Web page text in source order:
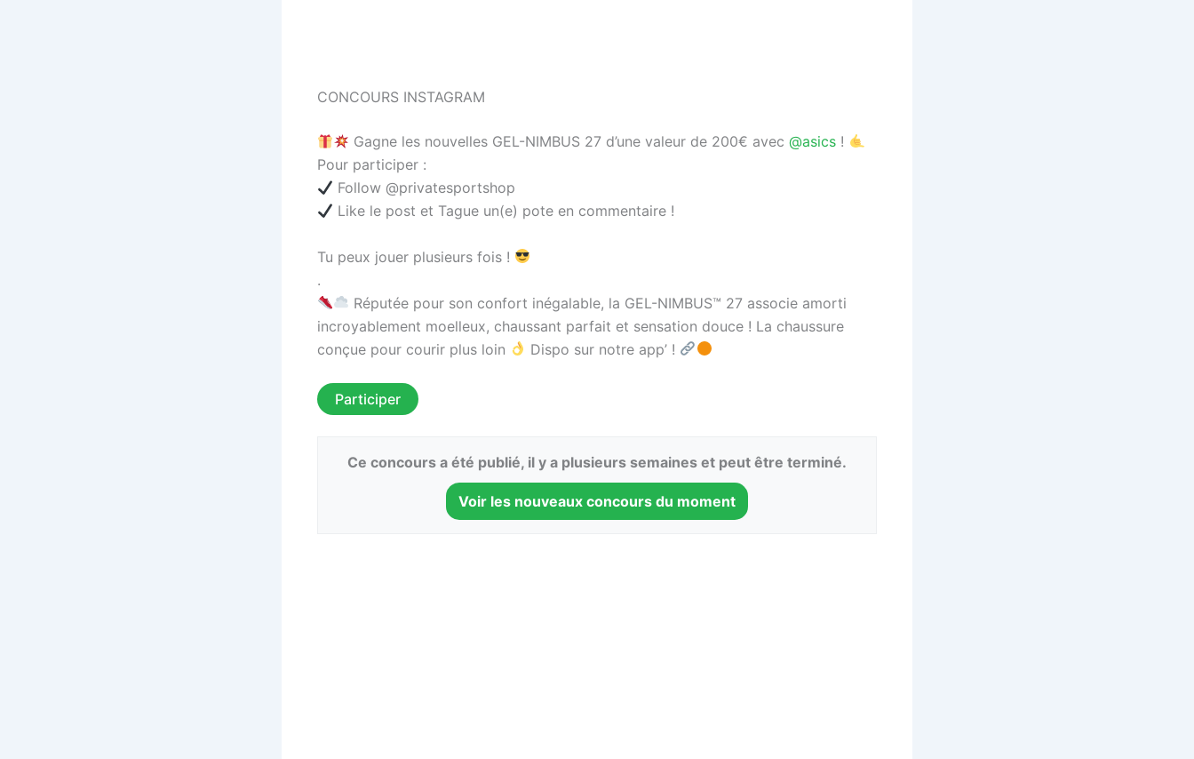
CONCOURS INSTAGRAM
Gagne les nouvelles GEL-NIMBUS 27 d’une valeur de 200€ avec@asics !
Pour participer :
Follow @privatesportshop
Like le post et Tague un(e) pote en commentaire !
Tu peux jouer plusieurs fois !
.
Réputée pour son confort inégalable, la GEL-NIMBUS™ 27 associe amorti
incroyablement moelleux, chaussant parfait et sensation douce ! La chaussure
conçue pour courir plus loin
Dispo sur notre app’ !
Participer
Ce concours a été publié, il y a plusieurs semaines et peut être terminé.
Voir les nouveaux concours du moment